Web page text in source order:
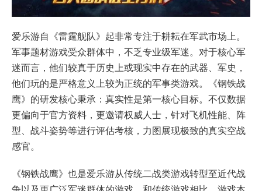
爱乐游自《雷霆舰队》起非常专注于耕耘在军武市场上。
军事题材游戏受众群体中，不乏专业级军迷。对于核心军
迷而言，他们较真于历史上或现实中存在的武器、军史，
他们玩的是严格意义上较为正统的军事类游戏。《钢铁战
鹰》的研发核心秉承：真实性是第一核心目标。不仅数据
更偏向于官方资料，更邀请权威人士，针对飞机性能、阵
型、战斗姿势等进行评估考核，力图展现极致的真实空战
感官。
《钢铁战鹰》也是爱乐游从传统二战类游戏转型至近代战